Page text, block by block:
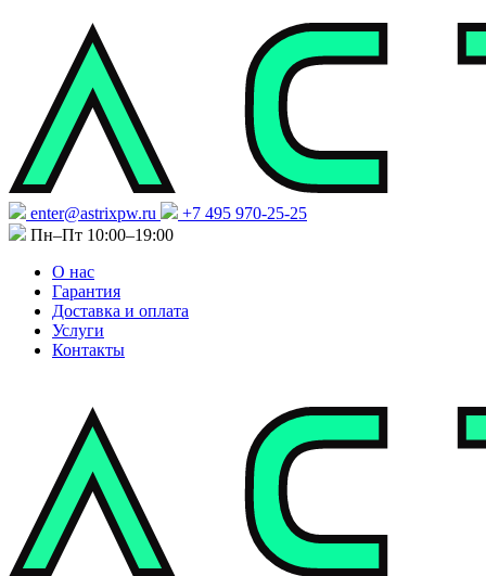
enter@astrixpw.ru
+7 495 970-25-25
Пн–Пт 10:00–19:00
О нас
Гарантия
Доставка и оплата
Услуги
Контакты